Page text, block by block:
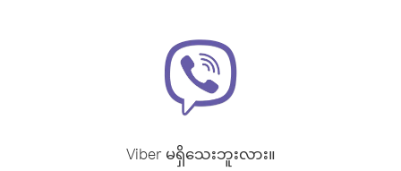
Viber မရှိသေးဘူးလား။